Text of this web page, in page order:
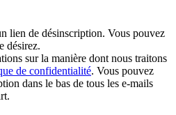
lien de désinscription. Vous pouvez
désirez.
sur la manière dont nous traitons
de confidentialité. Vous pouvez
dans le bas de tous les e-mails